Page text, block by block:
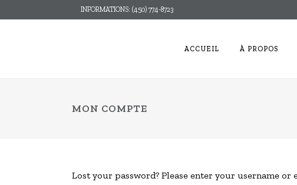
INFORMATIONS: (450) 774-8723
ACCUEIL À PROPOS
MON COMPTE
Lost your password? Please enter your username